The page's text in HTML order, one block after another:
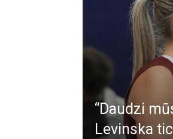
“Daudzi
Levinska